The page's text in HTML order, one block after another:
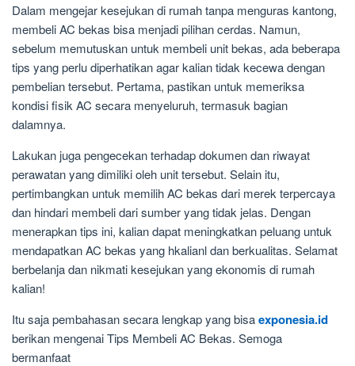
Dalam mengejar kesejukan di rumah tanpa menguras kantong,
membeli AC bekas bisa menjadi pilihan cerdas. Namun,
sebelum memutuskan untuk membeli unit bekas, ada beberapa
tips yang perlu diperhatikan agar kalian tidak kecewa dengan
pembelian tersebut. Pertama, pastikan untuk memeriksa
kondisi fisik AC secara menyeluruh, termasuk bagian
dalamnya.
Lakukan juga pengecekan terhadap dokumen dan riwayat
perawatan yang dimiliki oleh unit tersebut. Selain itu,
pertimbangkan untuk memilih AC bekas dari merek terpercaya
dan hindari membeli dari sumber yang tidak jelas. Dengan
menerapkan tips ini, kalian dapat meningkatkan peluang untuk
mendapatkan AC bekas yang hkalianl dan berkualitas. Selamat
berbelanja dan nikmati kesejukan yang ekonomis di rumah
kalian!
Itu saja pembahasan secara lengkap yang bisaexponesia.id
berikan mengenai Tips Membeli AC Bekas. Semoga
bermanfaat